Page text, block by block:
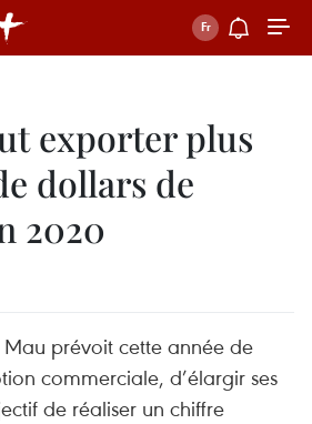
exporter plus
dollars de
2020
prévoit cette année de
commerciale, d’élargir ses
de réaliser un chiffre